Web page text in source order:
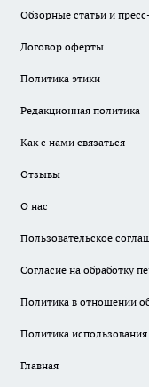
Обзорные статьи и
Договор оферты
Политика этики
Редакционная политика
Как с нами связаться
Отзывы
О нас
Пользовательское
Согласие на обработку
Политика в отношении
Политика
Главная